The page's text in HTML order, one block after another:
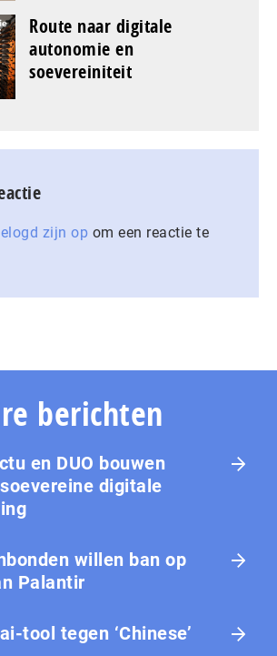
Route naar digitale
autonomie en
soevereiniteit
zijn op om een reactie te
berichten
en DUO bouwen
digitale
willen ban op
Palantir
tool tegen ‘Chinese’